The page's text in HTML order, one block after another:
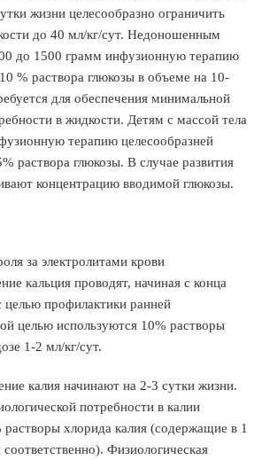
жизни целесообразно ограничить
до 40 мл/кг/сут. Недоношенным
до 1500 грамм инфузионную терапию
% раствора глюкозы в объеме на 10-
для обеспечения минимальной
в жидкости. Детям с массой тела
терапию целесообразней
раствора глюкозы. В случае развития
концентрацию вводимой глюкозы.
за электролитами крови
кальция проводят, начиная с конца
целью профилактики ранней
целью используются 10% растворы
1-2 мл/кг/сут.
калия начинают на 2-3 сутки жизни.
потребности в калии
хлорида калия (содержащие в 1
Физиологическая